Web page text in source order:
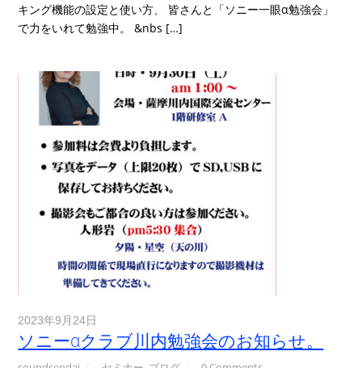
キング機能の設定と使い方、 皆さんと「ソニー一眼α勉強会」
で力をいれて勉強中。 &nbs […]
2023年9月24日
ソニーαクラブ川内勉強会のお知らせ。